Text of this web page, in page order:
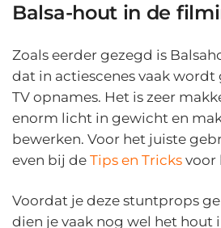
Balsa-hout in de
Zoals eerder gezegd is
dat in actiescenes vaak
TV opnames. Het is zeer
enorm licht in gewicht en
bewerken. Voor het juiste
even bij de Tips en Tricks voor
Voordat je deze stuntprops
dien je vaak nog wel het hout